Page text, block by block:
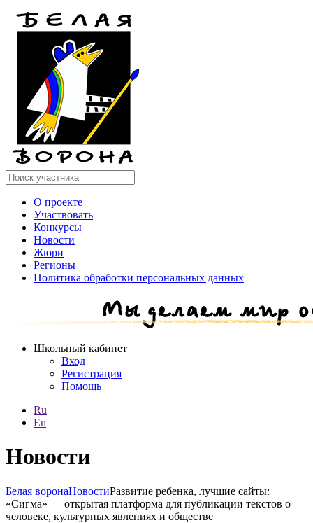
О проекте
Участвовать
Конкурсы
Новости
Жюри
Регионы
Политика обработки персональных данных
Школьный кабинет
Вход
Регистрация
Помощь
Ru
En
Новости
Белая воронаНовостиРазвитие ребенка, лучшие сайты:
«Сигма» — открытая платформа для публикации текстов о
человеке, культурных явлениях и обществе